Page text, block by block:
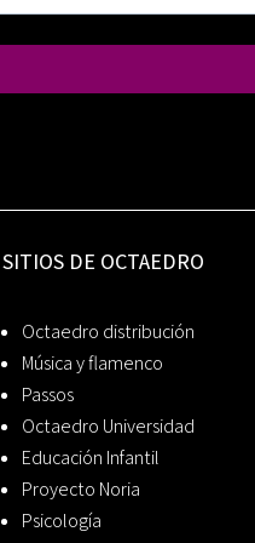
SITIOS DE OCTAEDRO
Octaedro distribución
Música y flamenco
Passos
Octaedro Universidad
Educación Infantil
Proyecto Noria
Psicología